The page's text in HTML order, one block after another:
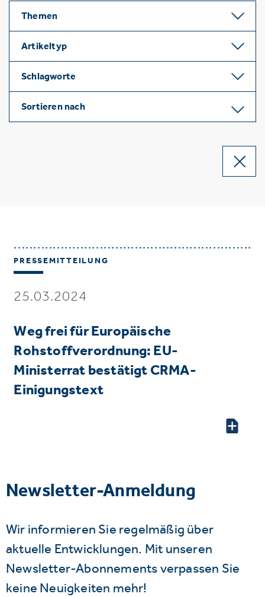
Themen
Artikeltyp
Schlagworte
Sortieren nach
PRESSEMITTEILUNG
25.03.2024
Weg frei für Europäische
Rohstoffverordnung: EU-
Ministerrat bestätigt CRMA-
Einigungstext
Newsletter-Anmeldung
Wir informieren Sie regelmäßig über
aktuelle Entwicklungen. Mit unseren
Newsletter-Abonnements verpassen Sie
keine Neuigkeiten mehr!